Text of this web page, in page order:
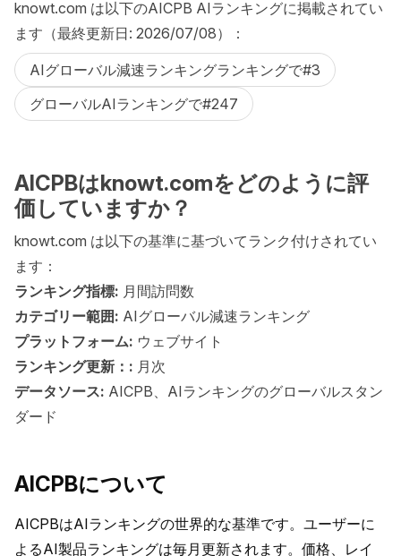
knowt.com は以下のAICPB AIランキングに掲載されてい
ます（最終更新日: 2026/07/08）：
AIグローバル減速ランキングランキングで#3
グローバルAIランキングで#247
AICPBはknowt.comをどのように評
価していますか？
knowt.com は以下の基準に基づいてランク付けされてい
ます：
ランキング指標: 月間訪問数
カテゴリー範囲: AIグローバル減速ランキング
プラットフォーム: ウェブサイト
ランキング更新：: 月次
データソース: AICPB、AIランキングのグローバルスタン
ダード
AICPBについて
AICPBはAIランキングの世界的な基準です。ユーザーに
よるAI製品ランキングは毎月更新されます。価格、レイ